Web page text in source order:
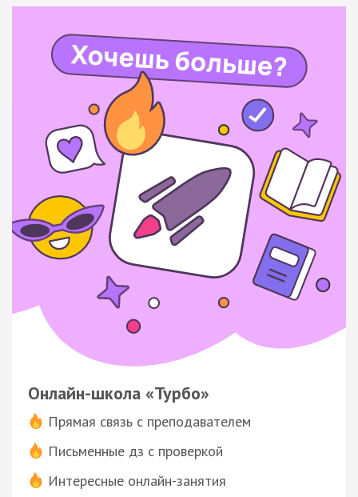
Онлайн-школа «Турбо»
Прямая связь с преподавателем
Письменные дз с проверкой
Интересные онлайн-занятия